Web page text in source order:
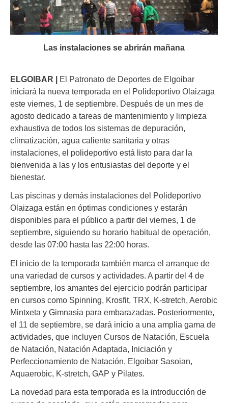
Las instalaciones se abrirán mañana
ELGOIBAR |
El Patronato de Deportes de Elgoibar
iniciará la nueva temporada en el Polideportivo Olaizaga
este viernes, 1 de septiembre. Después de un mes de
agosto dedicado a tareas de mantenimiento y limpieza
exhaustiva de todos los sistemas de depuración,
climatización, agua caliente sanitaria y otras
instalaciones, el polideportivo está listo para dar la
bienvenida a las y los entusiastas del deporte y el
bienestar.
Las piscinas y demás instalaciones del Polideportivo
Olaizaga están en óptimas condiciones y estarán
disponibles para el público a partir del viernes, 1 de
septiembre, siguiendo su horario habitual de operación,
desde las 07:00 hasta las 22:00 horas.
El inicio de la temporada también marca el arranque de
una variedad de cursos y actividades. A partir del 4 de
septiembre, los amantes del ejercicio podrán participar
en cursos como Spinning, Krosfit, TRX, K-stretch, Aerobic
Mintxeta y Gimnasia para embarazadas. Posteriormente,
el 11 de septiembre, se dará inicio a una amplia gama de
actividades, que incluyen Cursos de Natación, Escuela
de Natación, Natación Adaptada, Iniciación y
Perfeccionamiento de Natación, Elgoibar Sasoian,
Aquaerobic, K-stretch, GAP y Pilates.
La novedad para esta temporada es la introducción de